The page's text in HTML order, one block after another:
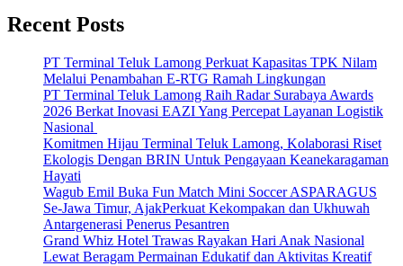
Recent Posts
PT Terminal Teluk Lamong Perkuat Kapasitas TPK Nilam
Melalui Penambahan E-RTG Ramah Lingkungan
PT Terminal Teluk Lamong Raih Radar Surabaya Awards
2026 Berkat Inovasi EAZI Yang Percepat Layanan Logistik
Nasional
Komitmen Hijau Terminal Teluk Lamong, Kolaborasi Riset
Ekologis Dengan BRIN Untuk Pengayaan Keanekaragaman
Hayati
Wagub Emil Buka Fun Match Mini Soccer ASPARAGUS
Se-Jawa Timur, AjakPerkuat Kekompakan dan Ukhuwah
Antargenerasi Penerus Pesantren
Grand Whiz Hotel Trawas Rayakan Hari Anak Nasional
Lewat Beragam Permainan Edukatif dan Aktivitas Kreatif